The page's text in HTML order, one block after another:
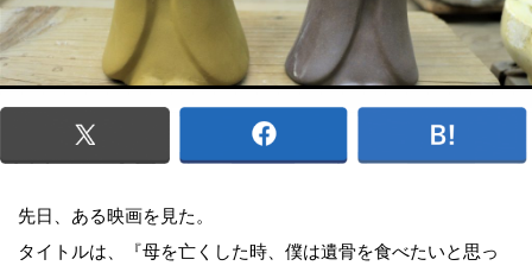
先日、ある映画を見た。
タイトルは、『母を亡くした時、僕は遺骨を食べたいと思っ